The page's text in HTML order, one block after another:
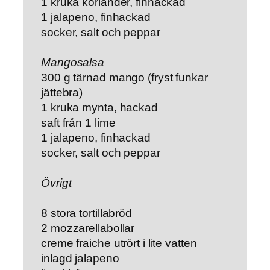
1 jalapeno, finhackad
socker, salt och peppar
Mangosalsa
300 g tärnad mango (fryst funkar
jättebra)
1 kruka mynta, hackad
saft från 1 lime
1 jalapeno, finhackad
socker, salt och peppar
Övrigt
8 stora tortillabröd
2 mozzarellabollar
creme fraiche utrört i lite vatten
inlagd jalapeno